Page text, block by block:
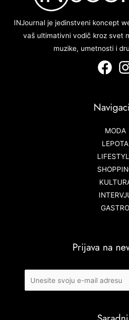
INJournal je jedinstveni koncept
vaš ultimativni vodič kroz svet
muzike, umetnosti i
MODA
LEPOTA
GASTRO
Prijava na